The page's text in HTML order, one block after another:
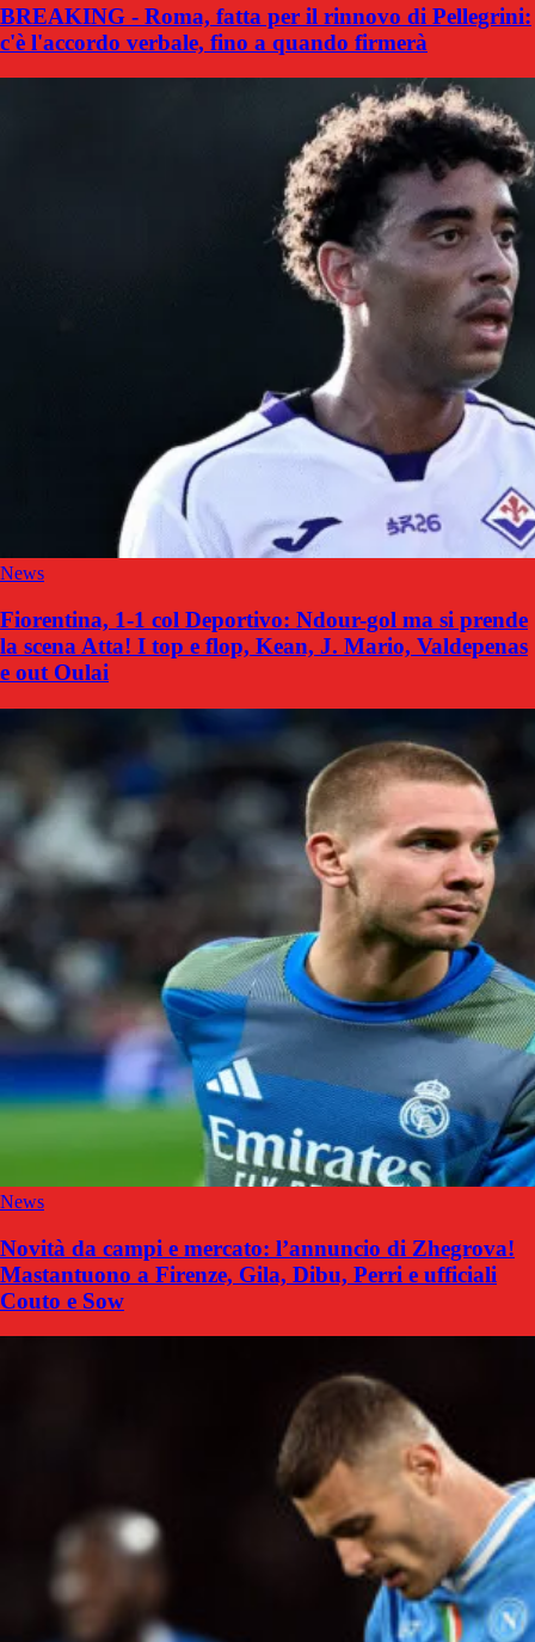
BREAKING - Roma, fatta per il rinnovo di Pellegrini:
c'è l'accordo verbale, fino a quando firmerà
News
Fiorentina, 1-1 col Deportivo: Ndour-gol ma si prende
la scena Atta! I top e flop, Kean, J. Mario, Valdepenas
e out Oulai
News
Novità da campi e mercato: l’annuncio di Zhegrova!
Mastantuono a Firenze, Gila, Dibu, Perri e ufficiali
Couto e Sow